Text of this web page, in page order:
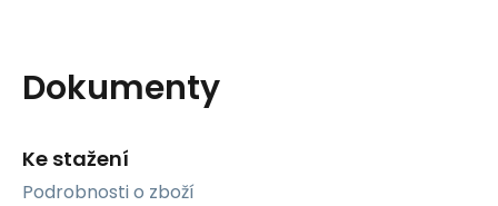
Dokumenty
Ke stažení
Podrobnosti o zboží